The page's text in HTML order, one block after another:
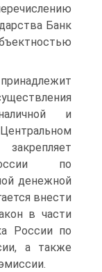
Банк
и
по
денежной
внести
в части
России по
а также